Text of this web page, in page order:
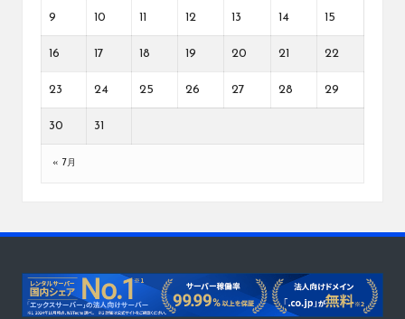
9 10 12 13 14 15
16 17 18 19 20 21 22
23 24 25 26 27 28 29
30 31
« 7月